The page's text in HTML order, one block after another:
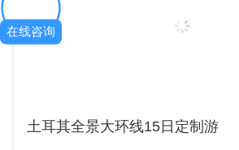
土耳其全景大环线15日定制游
在线咨询